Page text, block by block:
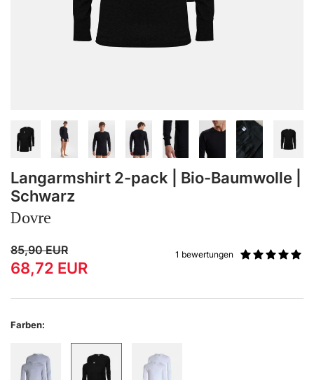
Langarmshirt 2-pack | Bio-Baumwolle |
Schwarz
Dovre
85,90EUR
68,72 EUR
1 bewertungen
Farben: